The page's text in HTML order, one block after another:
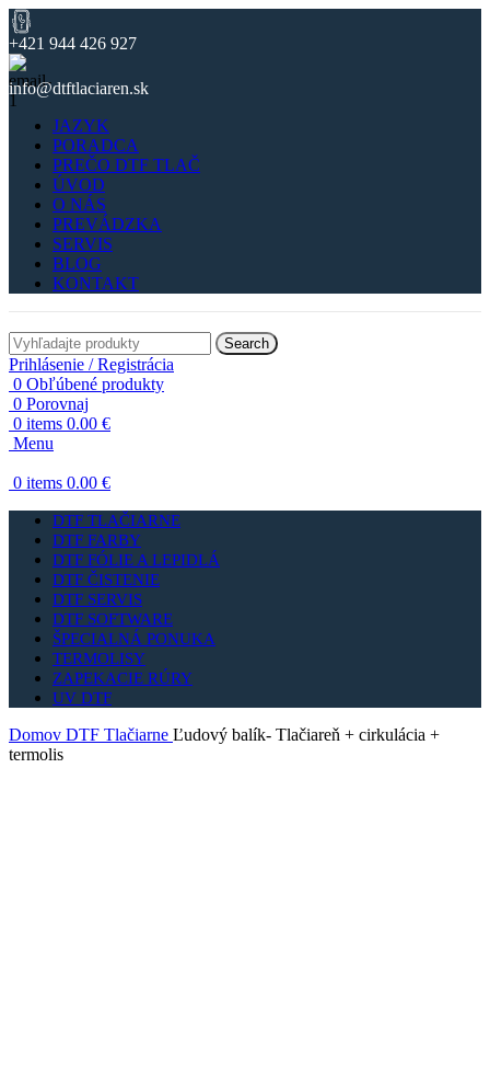
+421 944 426 927
info@dtftlaciaren.sk
JAZYK
PORADCA
PREČO DTF TLAČ
ÚVOD
O NÁS
PREVÁDZKA
SERVIS
BLOG
KONTAKT
Search
Prihlásenie / Registrácia
0 Obľúbené produkty
0 Porovnaj
0 items 0.00 €
Menu
0 items 0.00 €
DTF TLAČIARNE
DTF FARBY
DTF FÓLIE A LEPIDLÁ
DTF ČISTENIE
DTF SERVIS
DTF SOFTWARE
ŠPECIALNÁ PONUKA
TERMOLISY
ZAPEKACIE RÚRY
UV DTF
Domov DTF Tlačiarne Ľudový balík- Tlačiareň + cirkulácia +
termolis